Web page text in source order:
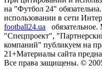
на "Футбол 24"
использовании в сети
football24.ua
"Спецпроект",
компаний" публикуем на
21+Материалы сайта
Все права защищены. ©